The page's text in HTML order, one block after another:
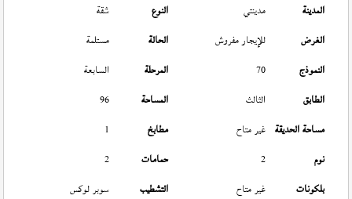
المدينة مدينتي النوع
شقة
الغرض
للإيجار مفروش الحالة
مستلمة
النموذج
70 المرحلة
السابعة
الطابق
الثالث المساحة
96
مساحة الحديقة غير متاح مطابخ
1
نوم
2 حمامات
2
بلكونات
غير متاح التشطيب
سوبر لوكس